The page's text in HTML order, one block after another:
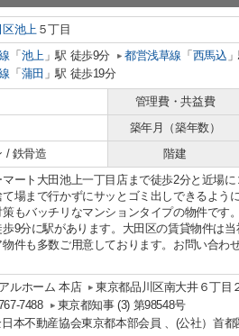
区池上５丁目
「 池上」駅 徒歩9分 都営浅草線 「 西馬込
「 蒲田 」駅 徒歩19分
管理費・共益費
築年月（築年数）
/ 鉄骨造 階建
マート大田池上一丁目店まで徒歩2分と近場
場まで行かずにサッとゴミ出しできるよう
もバッチリなマンションタイプの物件です
歩9分に駅があります。大田区の賃貸物件は
件も多数ご用意しております。お問い合わ
ルホーム 本店
東京都品川区南大井６丁目
7488
東京都知事 (3) 第98548号
本不動産協会東京都本部会員 、(公社）首